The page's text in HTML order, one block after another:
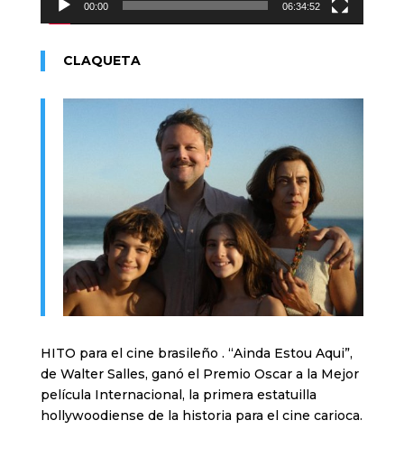
00:00 06:34:52
CLAQUETA
HITO para el cine brasileño . “Ainda Estou Aqui”,
de Walter Salles, ganó el Premio Oscar a la Mejor
película Internacional, la primera estatuilla
hollywoodiense de la historia para el cine carioca.